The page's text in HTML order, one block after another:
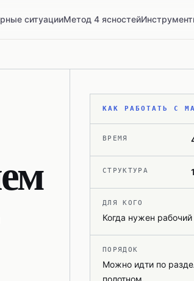
ситуацииМетод 4 ясностей
КАК РАБОТАТЬ С
ВРЕМЯ
СТРУКТУРА
ДЛЯ КОГО
Когда нужен
ПОРЯДОК
Можно идти по
полотном.